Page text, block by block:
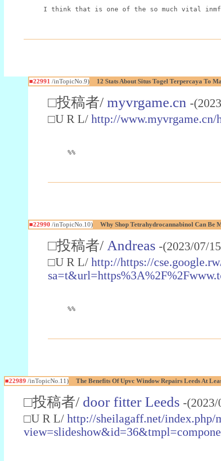
I think that is one of the so much vital
■22991 /inTopicNo.9) 12 Stats About Situs Togel Terpercaya To
□投稿者/ myvrgame.cn -
□U R L/ http://www.myvrgame.cn/
%%
■22990 /inTopicNo.10) Why Shop Tetrahydrocannabinol Can Be
□投稿者/ Andreas -(2023/07/
□U R L/ http://https://
%%
■22989 /inTopicNo.11) The Benefits Of Upvc Window Repairs Leeds At
□投稿者/ door fitter Leeds -
□U R L/ http://sheilagaff.net/index.php/